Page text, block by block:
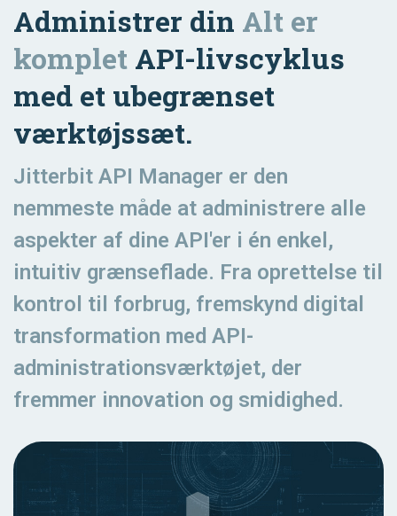
Administrer din Alt er
komplet API-livscyklus
med et ubegrænset
værktøjssæt.
Jitterbit API Manager er den
nemmeste måde at administrere alle
aspekter af dine API'er i én enkel,
intuitiv grænseflade. Fra oprettelse til
kontrol til forbrug, fremskynd digital
transformation med API-
administrationsværktøjet, der
fremmer innovation og smidighed.